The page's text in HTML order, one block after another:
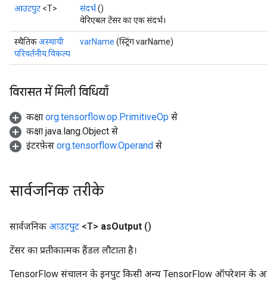
आउटपुट <T> संदर्भ()
वेरिएबल टेंसर का एक संदर्भ।
स्थैतिकअस्थायी
परिवर्तनीय.विकल्प
varName (स्ट्रिंग varName)
विरासत में मिली विधियाँ
कक्षा org.tensorflow.op.PrimitiveOp से
कक्षा java.lang.Object से
इंटरफ़ेस org.tensorflow.Operand से
सार्वजनिक तरीके
सार्वजनिक आउटपुट <T> asOutput ()
टेंसर का प्रतीकात्मक हैंडल लौटाता है।
TensorFlow संचालन के इनपुट किसी अन्य TensorFlow ऑपरेशन के